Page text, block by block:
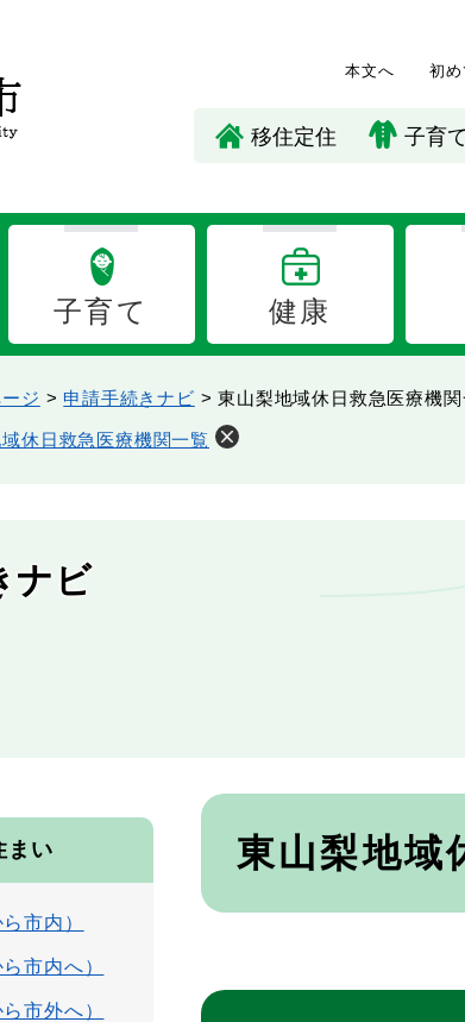
本文へ 初
移住定住 子育
子育て 健康
ジ > 申請手続きナビ >東山梨地域休日救急医療機関
休日救急医療機関一覧
ナビ
本
東山梨地域
まい
市内）
市内へ）
市外へ）